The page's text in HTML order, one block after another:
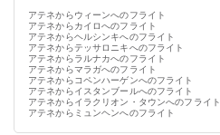
アテネからウィーンへのフライト
アテネからカイロへのフライト
アテネからヘルシンキへのフライト
アテネからテッサロニキへのフライト
アテネからラルナカへのフライト
アテネからマラガへのフライト
アテネからコペンハーゲンへのフライト
アテネからイスタンブールへのフライト
アテネからイラクリオン・タウンへのフライト
アテネからミュンヘンへのフライト